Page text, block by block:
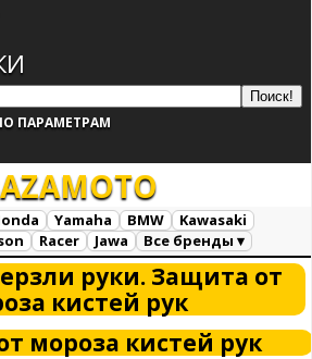
ПАРАМЕТРАМ
MOTO
Yamaha BMW
Kawasaki
Racer Jawa
Все бренды ▾
руки. Защита от
кистей рук
мороза кистей рук